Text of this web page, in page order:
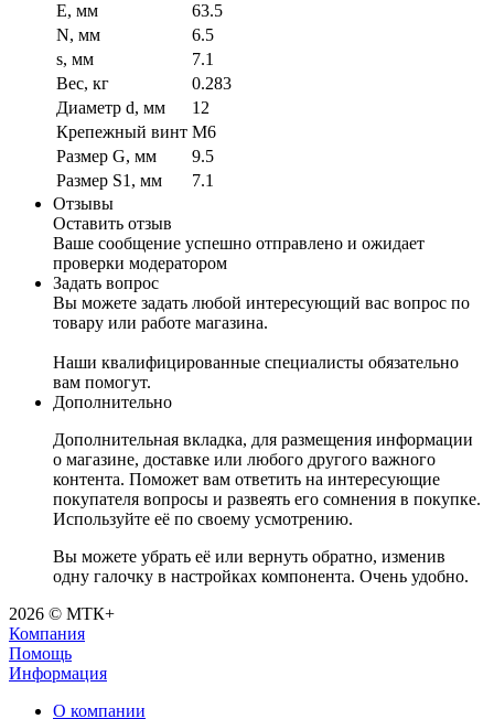
E, мм
63.5
N, мм
6.5
s, мм
7.1
Вес, кг
0.283
Диаметр d, мм
12
Крепежный винт М6
Размер G, мм
9.5
Размер S1, мм
7.1
Отзывы
Оставить отзыв
Ваше сообщение успешно отправлено и ожидает
проверки модератором
Задать вопрос
Вы можете задать любой интересующий вас вопрос по
товару или работе магазина.
Наши квалифицированные специалисты обязательно
вам помогут.
Дополнительно
Дополнительная вкладка, для размещения информации
о магазине, доставке или любого другого важного
контента. Поможет вам ответить на интересующие
покупателя вопросы и развеять его сомнения в покупке.
Используйте её по своему усмотрению.
Вы можете убрать её или вернуть обратно, изменив
одну галочку в настройках компонента. Очень удобно.
2026 © МТК+
Компания
Помощь
Информация
О компании